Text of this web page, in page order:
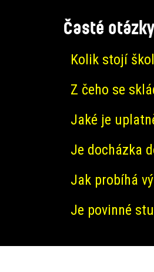
Časté otázky
Kolik stojí
Z čeho se
Jaké je
Je docházka
Jak probíhá
Je povinné